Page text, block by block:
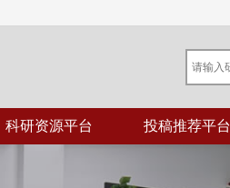
科研资源平台 投稿推荐平台